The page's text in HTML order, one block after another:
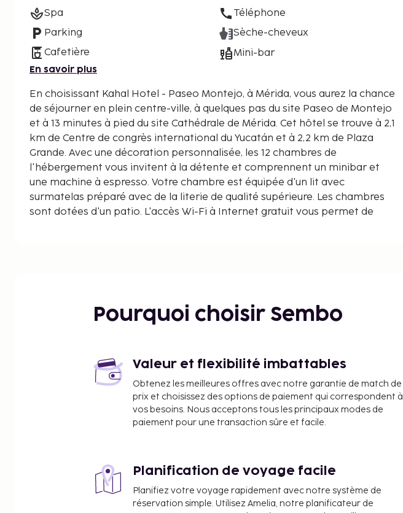
Spa
Parking
Cafetière
Téléphone
Sèche-cheveux
Mini-bar
En savoir plus
En choisissant Kahal Hotel - Paseo Montejo, à Mérida, vous aurez la chance
de séjourner en plein centre-ville, à quelques pas du site Paseo de Montejo
et à 13 minutes à pied du site Cathédrale de Mérida. Cet hôtel se trouve à 2,1
km de Centre de congrès international du Yucatán et à 2,2 km de Plaza
Grande. Avec une décoration personnalisée, les 12 chambres de
l'hébergement vous invitent à la détente et comprennent un minibar et
une machine à espresso. Votre chambre est équipée d'un lit avec
surmatelas préparé avec de la literie de qualité supérieure. Les chambres
sont dotées d'un patio. L'accès Wi-Fi à Internet gratuit vous permet de
Paseo de Montejo - 0,1 km
Musée du Chocolat Cacao - 0,3 km
Parc de Santa Ana - 0,4 km
Casino La Cima - 0,7 km
Parc Santa Lucía - 0,7 km
Parc La Plancha - 0,8 km
Musée de la Lumière - 0,8 km
Casa Montes Molina - 1 km
Église de Jesús de la Tercera Orden - 1 km
Passage de la Révolution - 1,1 km
Pourquoi choisir Sembo
Valeur et flexibilité imbattables
Obtenez les meilleures offres avec notre garantie de match de
prix et choisissez des options de paiement qui correspondent à
vos besoins. Nous acceptons tous les principaux modes de
paiement pour une transaction sûre et facile.
Planification de voyage facile
Planifiez votre voyage rapidement avec notre système de
réservation simple. Utilisez Amelia, notre planificateur de